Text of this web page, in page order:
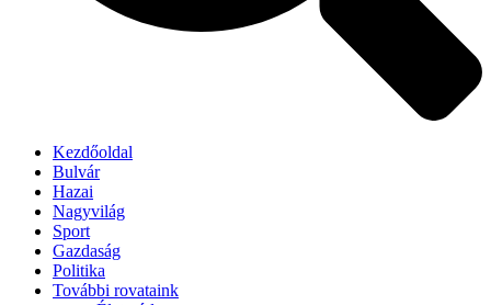
Kezdőoldal
Bulvár
Hazai
Nagyvilág
Sport
Gazdaság
Politika
További rovataink